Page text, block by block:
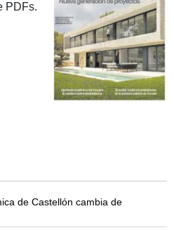
PDFs.
de Castellón cambia de